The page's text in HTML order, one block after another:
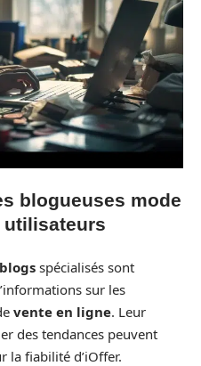
blogueuses mode
utilisateurs
blogs spécialisés sont
sur les
vente en ligne. Leur
des tendances peuvent
la fiabilité d’iOffer.